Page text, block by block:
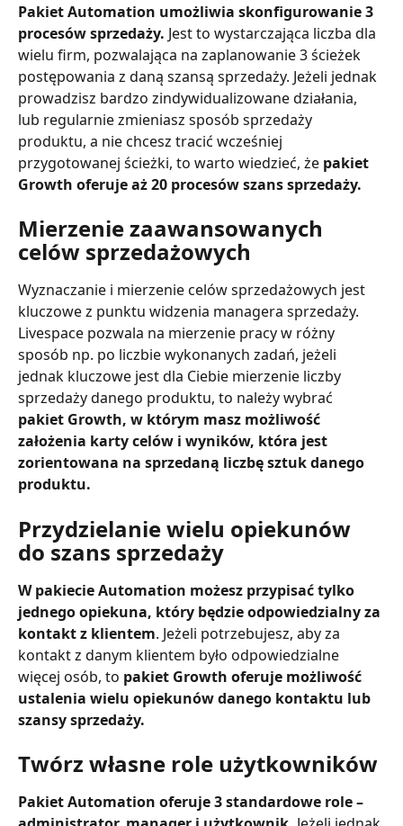
Pakiet Automation umożliwia skonfigurowanie 3
procesów sprzedaży. Jest to wystarczająca liczba dla
wielu firm, pozwalająca na zaplanowanie 3 ścieżek
postępowania z daną szansą sprzedaży. Jeżeli jednak
prowadzisz bardzo zindywidualizowane działania,
lub regularnie zmieniasz sposób sprzedaży
produktu, a nie chcesz tracić wcześniej
przygotowanej ścieżki, to warto wiedzieć, że pakiet
Growth oferuje aż 20 procesów szans sprzedaży.
Mierzenie zaawansowanych
celów sprzedażowych
Wyznaczanie i mierzenie celów sprzedażowych jest
kluczowe z punktu widzenia managera sprzedaży.
Livespace pozwala na mierzenie pracy w różny
sposób np. po liczbie wykonanych zadań, jeżeli
jednak kluczowe jest dla Ciebie mierzenie liczby
sprzedaży danego produktu, to należy wybrać
pakiet Growth, w którym masz możliwość
założenia karty celów i wyników, która jest
zorientowana na sprzedaną liczbę sztuk danego
produktu.
Przydzielanie wielu opiekunów
do szans sprzedaży
W pakiecie Automation możesz przypisać tylko
jednego opiekuna, który będzie odpowiedzialny za
kontakt z klientem. Jeżeli potrzebujesz, aby za
kontakt z danym klientem było odpowiedzialne
więcej osób, to pakiet Growth oferuje możliwość
ustalenia wielu opiekunów danego kontaktu lub
szansy sprzedaży.
Twórz własne role użytkowników
Pakiet Automation oferuje 3 standardowe role –